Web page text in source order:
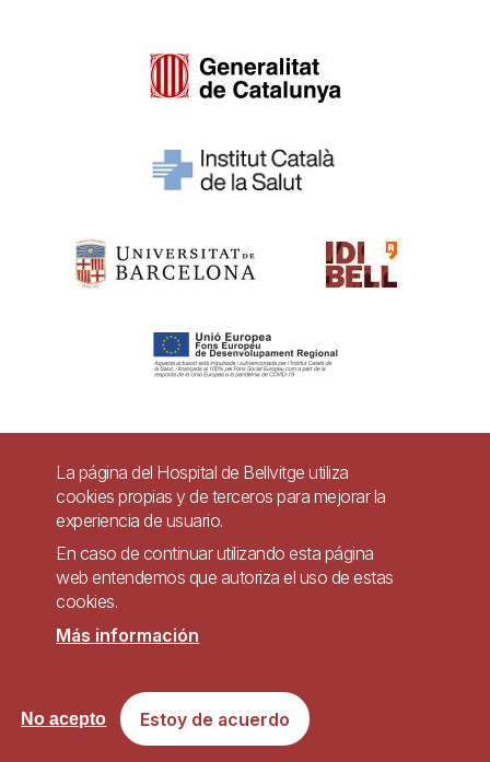
Pie
página
Contacto
Accesibilidad
Política de Privacidad de Sistemas de Videovigilancia
Sitio web accesible de conformidad con el Real Decreto 1112/2018, de 7 de
septiembre, sobre accesibilidad de los sitios web y aplicaciones para
dispositivos móviles del sector público.
La página del Hospital de Bellvitge utiliza
cookies propias y de terceros para mejorar la
experiencia de usuario.
En caso de continuar utilizando esta página
web entendemos que autoriza el uso de estas
cookies.
Más información
Estoy de acuerdo
No acepto